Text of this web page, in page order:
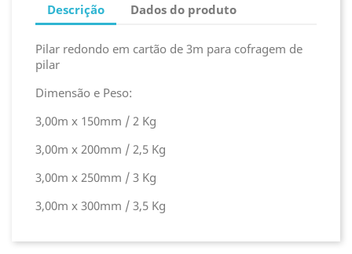
Descrição Dados do produto
Pilar redondo em cartão de 3m para cofragem de
pilar
Dimensão e Peso:
3,00m x 150mm / 2 Kg
3,00m x 200mm / 2,5 Kg
3,00m x 250mm / 3 Kg
3,00m x 300mm / 3,5 Kg